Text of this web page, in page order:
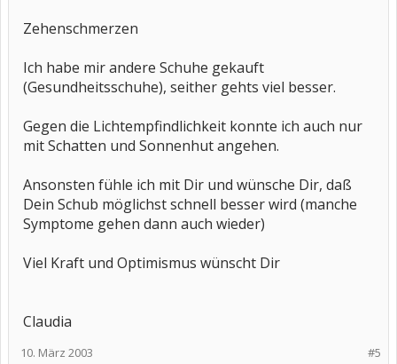
Zehenschmerzen
Ich habe mir andere Schuhe gekauft
(Gesundheitsschuhe), seither gehts viel besser.
Gegen die Lichtempfindlichkeit konnte ich auch nur
mit Schatten und Sonnenhut angehen.
Ansonsten fühle ich mit Dir und wünsche Dir, daß
Dein Schub möglichst schnell besser wird (manche
Symptome gehen dann auch wieder)
Viel Kraft und Optimismus wünscht Dir
Claudia
#5
10. März 2003